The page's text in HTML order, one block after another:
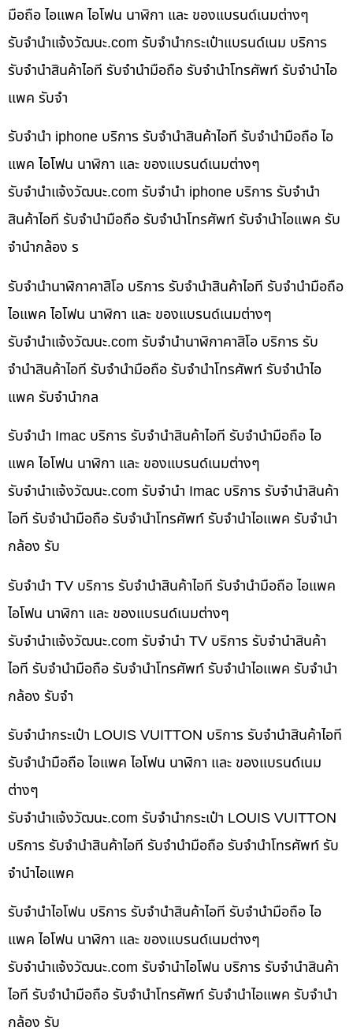
มือถือ ไอแพค ไอโฟน นาฬิกา และ ของแบรนด์เนมต่างๆ
รับจํานําแจ้งวัฒนะ.com รับจำนำกระเป๋าแบรนด์เนม บริการ
รับจำนำสินค้าไอที รับจำนำมือถือ รับจำนำโทรศัพท์ รับจำนำไอ
แพค รับจำ
รับจำนำ iphone บริการ รับจำนำสินค้าไอที รับจำนำมือถือ ไอ
แพค ไอโฟน นาฬิกา และ ของแบรนด์เนมต่างๆ
รับจํานําแจ้งวัฒนะ.com รับจำนำ iphone บริการ รับจำนำ
สินค้าไอที รับจำนำมือถือ รับจำนำโทรศัพท์ รับจำนำไอแพค รับ
จำนำกล้อง ร
รับจำนำนาฬิกาคาสิโอ บริการ รับจำนำสินค้าไอที รับจำนำมือถือ
ไอแพค ไอโฟน นาฬิกา และ ของแบรนด์เนมต่างๆ
รับจํานําแจ้งวัฒนะ.com รับจำนำนาฬิกาคาสิโอ บริการ รับ
จำนำสินค้าไอที รับจำนำมือถือ รับจำนำโทรศัพท์ รับจำนำไอ
แพค รับจำนำกล
รับจำนำ Imac บริการ รับจำนำสินค้าไอที รับจำนำมือถือ ไอ
แพค ไอโฟน นาฬิกา และ ของแบรนด์เนมต่างๆ
รับจํานําแจ้งวัฒนะ.com รับจำนำ Imac บริการ รับจำนำสินค้า
ไอที รับจำนำมือถือ รับจำนำโทรศัพท์ รับจำนำไอแพค รับจำนำ
กล้อง รับ
รับจำนำ TV บริการ รับจำนำสินค้าไอที รับจำนำมือถือ ไอแพค
ไอโฟน นาฬิกา และ ของแบรนด์เนมต่างๆ
รับจํานําแจ้งวัฒนะ.com รับจำนำ TV บริการ รับจำนำสินค้า
ไอที รับจำนำมือถือ รับจำนำโทรศัพท์ รับจำนำไอแพค รับจำนำ
กล้อง รับจำ
รับจำนำกระเป๋า LOUIS VUITTON บริการ รับจำนำสินค้าไอที
รับจำนำมือถือ ไอแพค ไอโฟน นาฬิกา และ ของแบรนด์เนม
ต่างๆ
รับจํานําแจ้งวัฒนะ.com รับจำนำกระเป๋า LOUIS VUITTON
บริการ รับจำนำสินค้าไอที รับจำนำมือถือ รับจำนำโทรศัพท์ รับ
จำนำไอแพค
รับจำนำไอโฟน บริการ รับจำนำสินค้าไอที รับจำนำมือถือ ไอ
แพค ไอโฟน นาฬิกา และ ของแบรนด์เนมต่างๆ
รับจํานําแจ้งวัฒนะ.com รับจำนำไอโฟน บริการ รับจำนำสินค้า
ไอที รับจำนำมือถือ รับจำนำโทรศัพท์ รับจำนำไอแพค รับจำนำ
กล้อง รับ